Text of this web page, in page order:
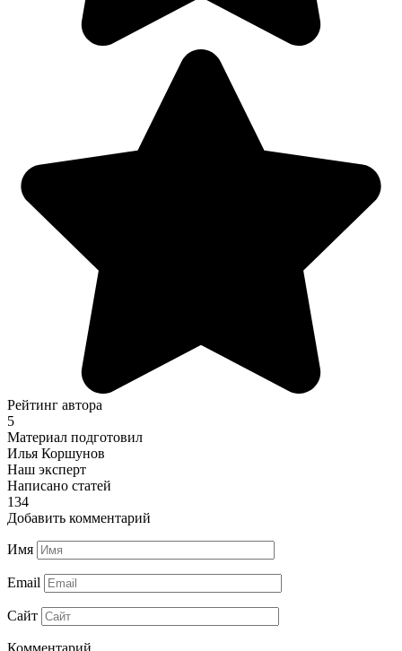
Рейтинг автора
5
Материал подготовил
Илья Коршунов
Наш эксперт
Написано статей
134
Добавить комментарий
Имя
Email
Сайт
Комментарий